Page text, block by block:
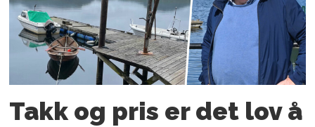
Takk og pris er det lov å